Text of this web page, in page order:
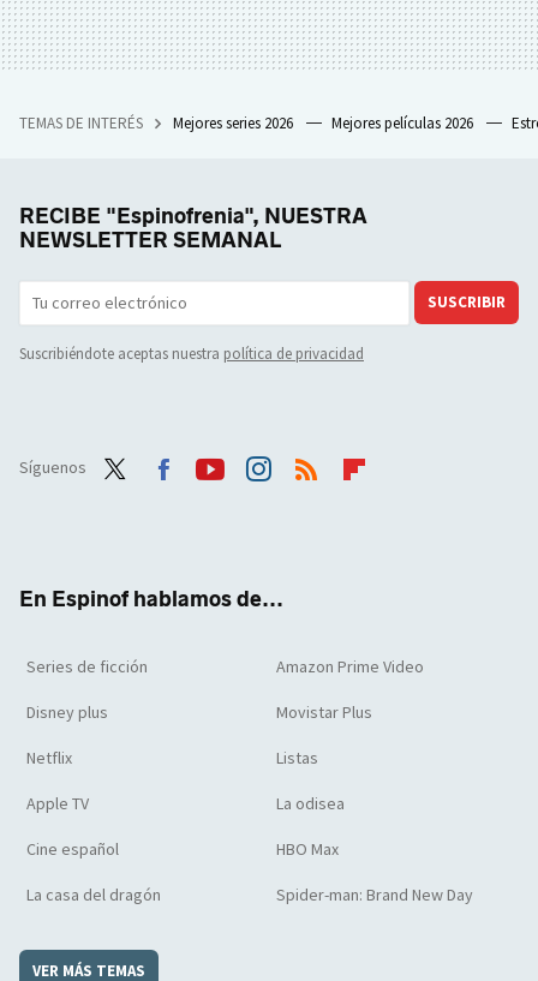
TEMAS DE INTERÉS Mejores series 2026 Mejores películas 2026
RECIBE "Espinofrenia", NUESTRA
NEWSLETTER SEMANAL
SUSCRIBIR
Suscribiéndote aceptas nuestra política de privacidad
Síguenos
En Espinof hablamos de...
Series de ficción Amazon Prime Video
Disney plus Movistar Plus
Netflix Listas
Apple TV La odisea
Cine español HBO Max
La casa del dragón Spider-man: Brand New Day
VER MÁS TEMAS